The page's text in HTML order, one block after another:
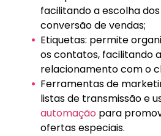
facilitando a escolha
conversão de vendas;
Etiquetas: permite
os contatos, facilitando
relacionamento com o
Ferramentas de
listas de transmissão e
automação para
ofertas especiais.